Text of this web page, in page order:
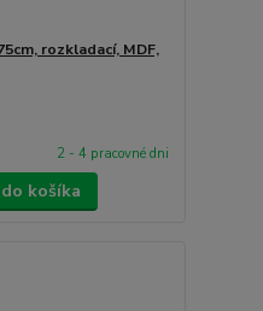
rozkladací, MDF,
2 - 4 pracovné dni
košíka